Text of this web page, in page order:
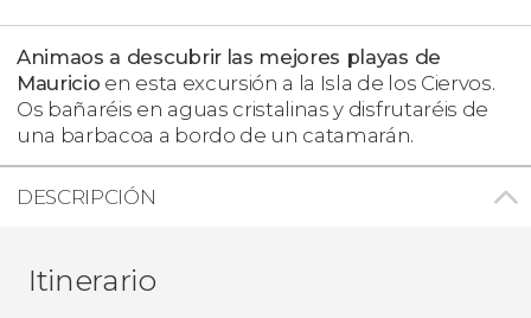
Animaos a descubrir las mejores playas de
Mauricio en esta excursión a la Isla de los Ciervos.
Os bañaréis en aguas cristalinas y disfrutaréis de
una barbacoa a bordo de un catamarán.
DESCRIPCIÓN
Itinerario